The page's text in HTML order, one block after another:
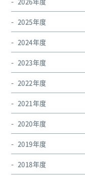
2025年度
2024年度
2023年度
2022年度
2021年度
2020年度
2019年度
2018年度